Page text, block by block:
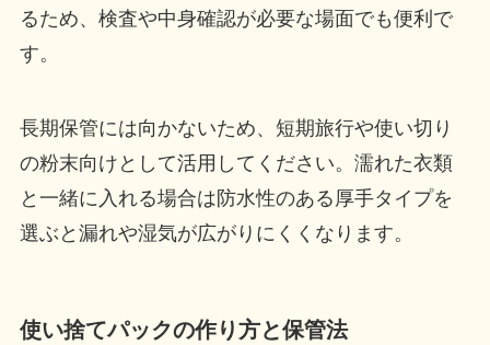
るため、検査や中身確認が必要な場面でも便利で
す。
長期保管には向かないため、短期旅行や使い切り
の粉末向けとして活用してください。濡れた衣類
と一緒に入れる場合は防水性のある厚手タイプを
選ぶと漏れや湿気が広がりにくくなります。
使い捨てパックの作り方と保管法